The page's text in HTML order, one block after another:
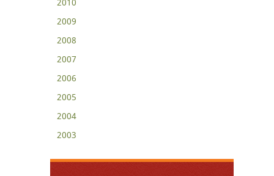
2010
2009
2008
2007
2006
2005
2004
2003